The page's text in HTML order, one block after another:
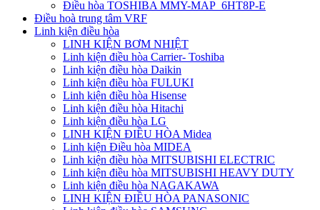
Điều hòa TOSHIBA MMY-MAP_6HT8P-E
Điều hoà trung tâm VRF
Linh kiện điều hòa
LINH KIỆN BƠM NHIỆT
Linh kiện điều hòa Carrier- Toshiba
Linh kiện điều hòa Daikin
Linh kiện điều hòa FULUKI
Linh kiện điều hòa Hisense
Linh kiện điều hòa Hitachi
Linh kiện điều hòa LG
LINH KIỆN ĐIỀU HÒA Midea
Linh kiện Điều hòa MIDEA
Linh kiện điều hòa MITSUBISHI ELECTRIC
Linh kiện điều hòa MITSUBISHI HEAVY DUTY
Linh kiện điều hòa NAGAKAWA
LINH KIỆN ĐIỀU HÒA PANASONIC